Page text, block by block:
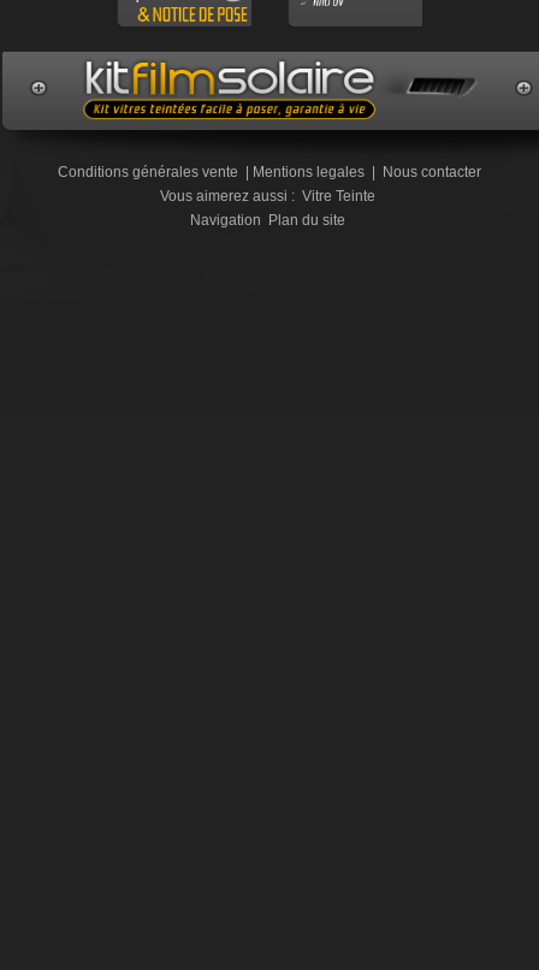
Conditions générales vente | Mentions legales | Nous contacter
Vous aimerez aussi : Vitre Teinte
Navigation Plan du site